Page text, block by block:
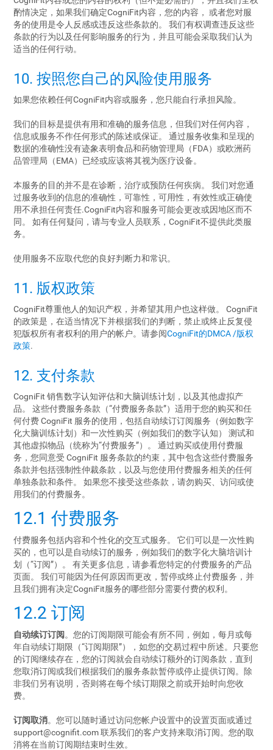
酌情决定，如果我们确定CogniFit内容，您的内容， 或者您对服
务的使用是令人反感或违反这些条款的。 我们有权调查违反这些
条款的行为以及任何影响服务的行为，并且可能会采取我们认为
适当的任何行动。
10. 按照您自己的风险使用服务
如果您依赖任何CogniFit内容或服务，您只能自行承担风险。
我们的目标是提供有用和准确的服务信息，但我们对任何内容，
信息或服务不作任何形式的陈述或保证。 通过服务收集和呈现的
数据的准确性没有迹象表明食品和药物管理局（FDA）或欧洲药
品管理局（EMA）已经或应该将其视为医疗设备。
本服务的目的并不是在诊断，治疗或预防任何疾病。 我们对您通
过服务收到的信息的准确性，可靠性，可用性，有效性或正确使
用不承担任何责任.CogniFit内容和服务可能会更改或因地区而不
同。 如有任何疑问，请与专业人员联系，CogniFit不提供此类服
务。
使用服务不应取代您的良好判断力和常识。
11. 版权政策
CogniFit尊重他人的知识产权，并希望其用户也这样做。 CogniFit
的政策是，在适当情况下并根据我们的判断，禁止或终止反复侵
犯版权所有者权利的用户的帐户。请参阅CogniFit的DMCA /版权
政策.
12. 支付条款
CogniFit 销售数字认知评估和大脑训练计划，以及其他虚拟产
品。 这些付费服务条款（“付费服务条款”）适用于您的购买和任
何付费 CogniFit 服务的使用，包括自动续订订阅服务（例如数字
化大脑训练计划）和一次性购买（例如我们的数字认知） 测试和
其他虚拟物品（统称为“付费服务”）。 通过购买或使用付费服
务，您同意受 CogniFit 服务条款的约束，其中包含这些付费服务
条款并包括强制性仲裁条款，以及与您使用付费服务相关的任何
单独条款和条件。 如果您不接受这些条款，请勿购买、访问或使
用我们的付费服务。
12.1 付费服务
付费服务包括内容和个性化的交互式服务。 它们可以是一次性购
买的，也可以是自动续订的服务，例如我们的数字化大脑培训计
划（“订阅”）。 有关更多信息，请参看您特定的付费服务的产品
页面。 我们可能因为任何原因而更改，暂停或终止付费服务，并
且我们拥有决定CogniFit服务的哪些部分需要付费的权利。
12.2 订阅
自动续订订阅 。您的订阅期限可能会有所不同，例如，每月或每
年自动续订期限（“订阅期限”），如您的交易过程中所述。只要您
的订阅继续存在，您的订阅就会自动续订额外的订阅条款，直到
您取消订阅或我们根据我们的服务条款暂停或停止提供订阅。除
非我们另有说明，否则将在每个续订期限之前或开始时向您收
费。
订阅取消。您可以随时通过访问您帐户设置中的设置页面或通过
support@cognifit.com联系我们的客户支持来取消订阅。您的取
消将在当前订阅期结束时生效。